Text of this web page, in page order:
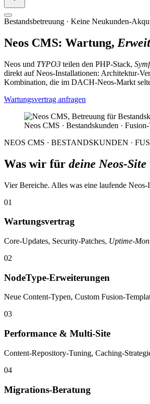
Bestandsbetreuung · Keine Neukunden-
Neos CMS: Wartung,
Neos und TYPO3 teilen den PHP-Stack,
direkt auf Neos-Installationen: Architektur-
Kombination, die im DACH-Neos-Markt
Wartungsvertrag anfragen
Neos CMS · Bestandskunden ·
NEOS CMS · BESTANDSKUNDEN ·
Was wir für deine Neos-Site
Vier Bereiche. Alles was eine laufende
01
Wartungsvertrag
Core-Updates, Security-Patches, Uptime-
02
NodeType-Erweiterungen
Neue Content-Typen, Custom Fusion-
03
Performance & Multi-Site
Content-Repository-Tuning, Caching-
04
Migrations-Beratung